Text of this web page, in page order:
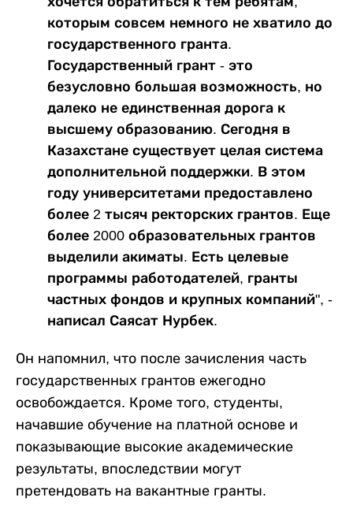
которым совсем немного не хватило до
государственного гранта.
Государственный грант - это
безусловно большая возможность, но
далеко не единственная дорога к
высшему образованию. Сегодня в
Казахстане существует целая система
дополнительной поддержки. В этом
году университетами предоставлено
более 2 тысяч ректорских грантов. Еще
более 2000 образовательных грантов
выделили акиматы. Есть целевые
программы работодателей, гранты
частных фондов и крупных компаний", -
написал Саясат Нурбек.
Он напомнил, что после зачисления часть
государственных грантов ежегодно
освобождается. Кроме того, студенты,
начавшие обучение на платной основе и
показывающие высокие академические
результаты, впоследствии могут
претендовать на вакантные гранты.